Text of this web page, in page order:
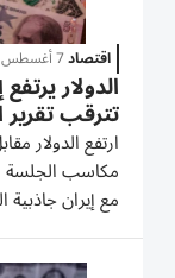
اقتصاد7 أغسطس 2026
تترقب
ارتفع الدولار
مكاسب الجلسة
مع إيران جاذبية
‌الآمن. وحظي
الخزانة